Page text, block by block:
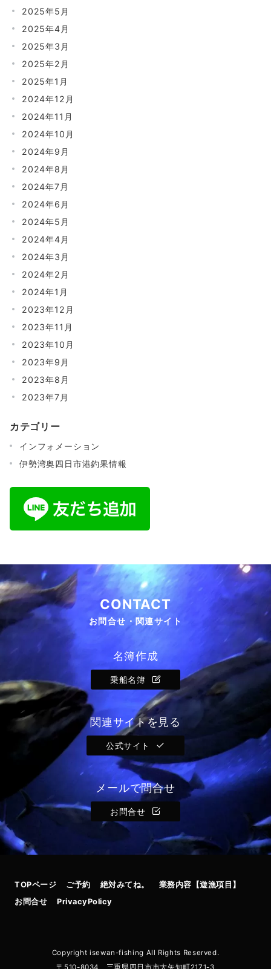
2025年5月
2025年4月
2025年3月
2025年2月
2025年1月
2024年12月
2024年11月
2024年10月
2024年9月
2024年8月
2024年7月
2024年6月
2024年5月
2024年4月
2024年3月
2024年2月
2024年1月
2023年12月
2023年11月
2023年10月
2023年9月
2023年8月
2023年7月
カテゴリー
インフォメーション
伊勢湾奥四日市港釣果情報
CONTACT
お問合せ・関連サイト
名簿作成
乗船名簿
関連サイトを見る
公式サイト
メールで問合せ
お問合せ
TOPページ ご予約 絶対みてね。
業務内容【遊漁項目】
お問合せ
PrivacyPolicy
Copyright isewan-fishing All Rights Reserved.
〒510-8034 三重県四日市市大矢知町2171-3